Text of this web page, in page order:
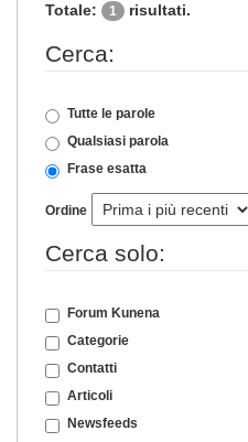
Totale: 1 risultati.
Cerca:
Tutte le parole
Qualsiasi parola
Frase esatta
Ordine
Cerca solo:
Forum Kunena
Categorie
Contatti
Articoli
Newsfeeds